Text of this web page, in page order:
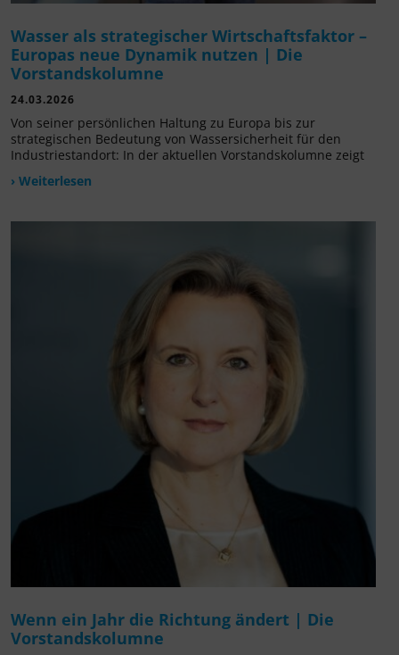
Wasser als strategischer Wirtschaftsfaktor –
Europas neue Dynamik nutzen | Die
Vorstandskolumne
24.03.2026
Von seiner persönlichen Haltung zu Europa bis zur
strategischen Bedeutung von Wassersicherheit für den
Industriestandort: In der aktuellen Vorstandskolumne zeigt
› Weiterlesen
Wenn ein Jahr die Richtung ändert | Die
Vorstandskolumne